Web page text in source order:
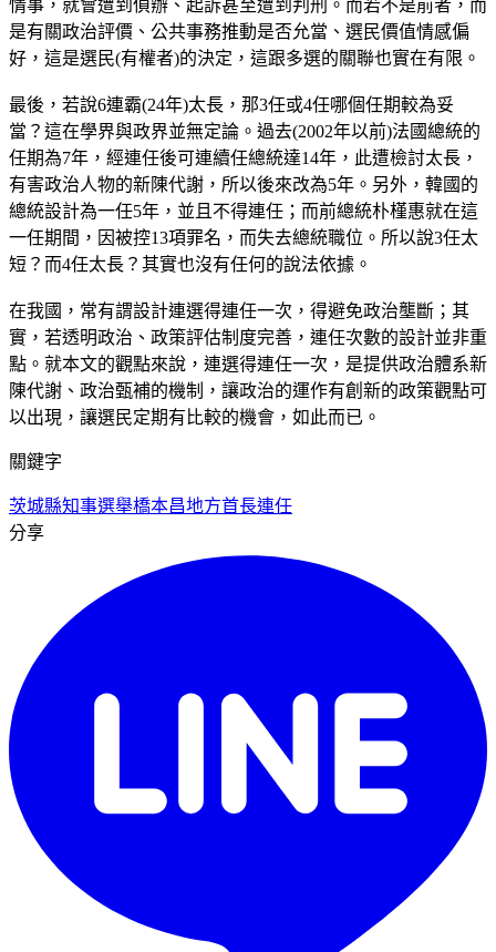
情事，就會遭到偵辦、起訴甚至遭到判刑。而若不是前者，而
是有關政治評價、公共事務推動是否允當、選民價值情感偏
好，這是選民(有權者)的決定，這跟多選的關聯也實在有限。
最後，若說6連霸(24年)太長，那3任或4任哪個任期較為妥
當？這在學界與政界並無定論。過去(2002年以前)法國總統的
任期為7年，經連任後可連續任總統達14年，此遭檢討太長，
有害政治人物的新陳代謝，所以後來改為5年。另外，韓國的
總統設計為一任5年，並且不得連任；而前總統朴槿惠就在這
一任期間，因被控13項罪名，而失去總統職位。所以說3任太
短？而4任太長？其實也沒有任何的說法依據。
在我國，常有謂設計連選得連任一次，得避免政治壟斷；其
實，若透明政治、政策評估制度完善，連任次數的設計並非重
點。就本文的觀點來說，連選得連任一次，是提供政治體系新
陳代謝、政治甄補的機制，讓政治的運作有創新的政策觀點可
以出現，讓選民定期有比較的機會，如此而已。
關鍵字
茨城縣知事選舉橋本昌地方首長連任
分享